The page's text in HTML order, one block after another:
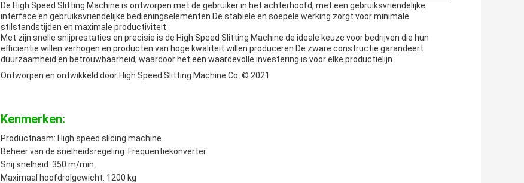
De High Speed Slitting Machine is ontworpen met de gebruiker in het achterhoofd, met een gebruiksvriendelijke
interface en gebruiksvriendelijke bedieningselementen.De stabiele en soepele werking zorgt voor minimale
stilstandstijden en maximale productiviteit.
Met zijn snelle snijprestaties en precisie is de High Speed Slitting Machine de ideale keuze voor bedrijven die hun
efficiëntie willen verhogen en producten van hoge kwaliteit willen produceren.De zware constructie garandeert
duurzaamheid en betrouwbaarheid, waardoor het een waardevolle investering is voor elke productielijn.
Ontworpen en ontwikkeld door High Speed Slitting Machine Co. © 2021
Kenmerken:
Productnaam: High speed slicing machine
Beheer van de snelheidsregeling: Frequentiekonverter
Snij snelheid: 350 m/min.
Maximaal hoofdrolgewicht: 1200 kg